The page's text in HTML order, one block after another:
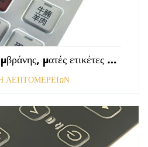
Λαμπερή ετικέτα μεμβράνης, ματές ετικέτες εμπρόσθιου πίνακα ελέγχου, ανάγλυφες ετικέτες πολυκαρβονικού, γραφικές επικαλύψεις
ΛΕΠΤΟΜΕΡΕΙΩΝ